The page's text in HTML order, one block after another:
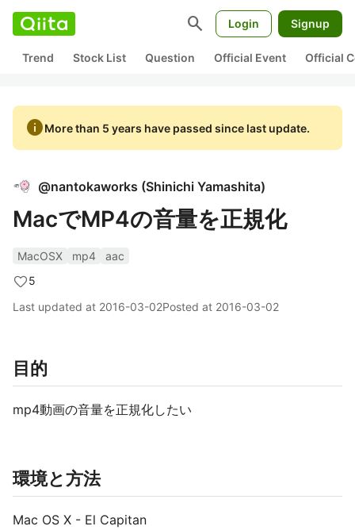
search Login Signup
Trend Stock List Question Official Event Official
infoMore than 5 years have passed since last update.
@nantokaworks (Shinichi Yamashita)
MacでMP4の音量を正規化
MacOSX mp4
aac
5
Last updated at 2016-03-02Posted at 2016-03-02
目的
mp4動画の音量を正規化したい
環境と方法
Mac OS X - El Capitan